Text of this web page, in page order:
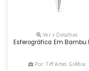
Ver + Detalhes
Esferográfica Em Bambu
Por: Tiff Artes GrÁfica